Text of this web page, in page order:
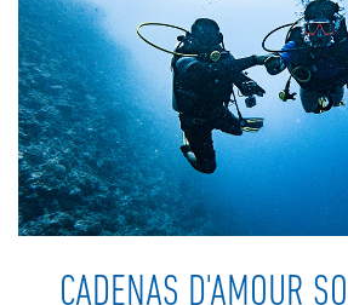
CADENAS D'AMOUR